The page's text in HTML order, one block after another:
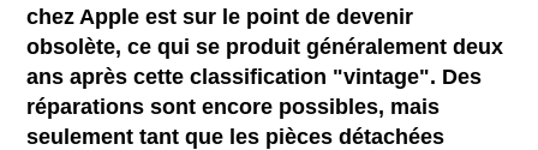
chez Apple est sur le point de devenir
obsolète, ce qui se produit généralement deux
ans après cette classification "vintage". Des
réparations sont encore possibles, mais
seulement tant que les pièces détachées